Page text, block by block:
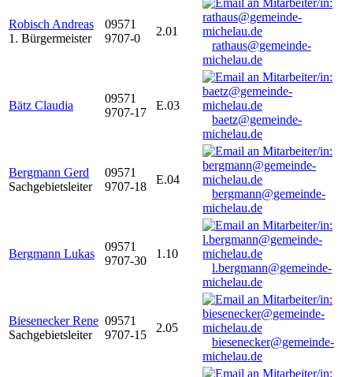
Robisch Andreas
1. Bürgermeister
09571
9707-0
2.01
rathaus@gemeinde-
michelau.de
Bätz Claudia
09571
9707-17
E.03
baetz@gemeinde-
michelau.de
Bergmann Gerd
Sachgebietsleiter
09571
9707-18
E.04
bergmann@gemeinde-
michelau.de
Bergmann Lukas
09571
9707-30
1.10
l.bergmann@gemeinde-
michelau.de
Biesenecker Rene
Sachgebietsleiter
09571
9707-15
2.05
biesenecker@gemeinde-
michelau.de